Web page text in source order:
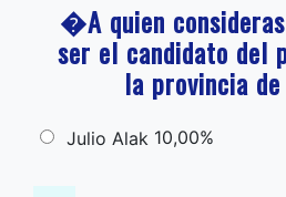
�A quien
ser el candidato del
la provincia
Julio Alak 10,00%